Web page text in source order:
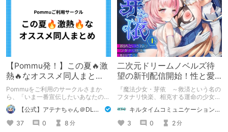
【Pommu発！】この夏🔥激
熱🔥なオススメ同人まと
め！ その1
Pommuをご利用のサークルさまか
ら、「いま一番宣伝したいあなたの
DLsite作品」を募りました！ この夏
🔥激熱🔥な作品ばかり！あなたがまだ
出会っていない、運命の作品が見つか
るかも！
【公式】アテナちゃん＠DLチャンネル
37
0 8 分
二次元ドリームノベルズ待
望の新刊配信開始！性と愛
が渦巻く、ファンタジー官
能小説開幕！
『魔法少女・芽依 ～救済という名の
フタナリ快楽、相克する運命の少女た
ト：鳩春 一気に上・下巻が同時配
信！
キルタイムコミュニケーション（KTC）の作品を一人でも多くの人に知ってほしい人
3
0 2分